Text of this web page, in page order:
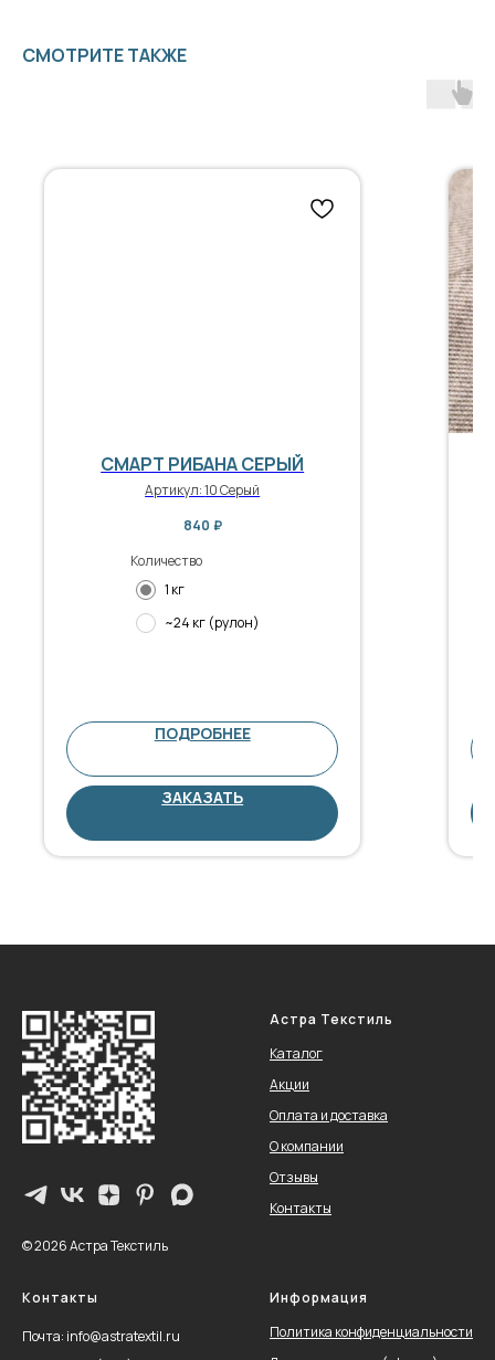
СМОТРИТЕ ТАКЖЕ
СМАРТ РИБАНА СЕРЫЙ
Артикул:10 Серый
840 ₽
Количество
1 кг
~24 кг (рулон)
ПОДРОБНЕЕ
ЗАКАЗАТЬ
© 2026 Астра Текстиль
Астра Текстиль
Каталог
Акции
Оплата и доставка
О компании
Отзывы
Контакты
Контакты
Почта: info@astratextil.ru
Информация
Политика конфиденциальности